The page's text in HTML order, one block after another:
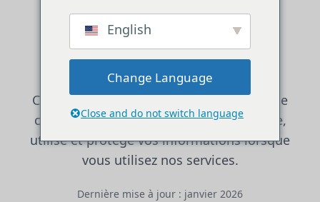
Politique de
confidentialité
Cette politique de confidentialité explique
comment Bestone Pet Products recueille,
utilise et protège vos informations lorsque
vous utilisez nos services.
Dernière mise à jour : janvier 2026
English
Change Language
Close and do not switch language